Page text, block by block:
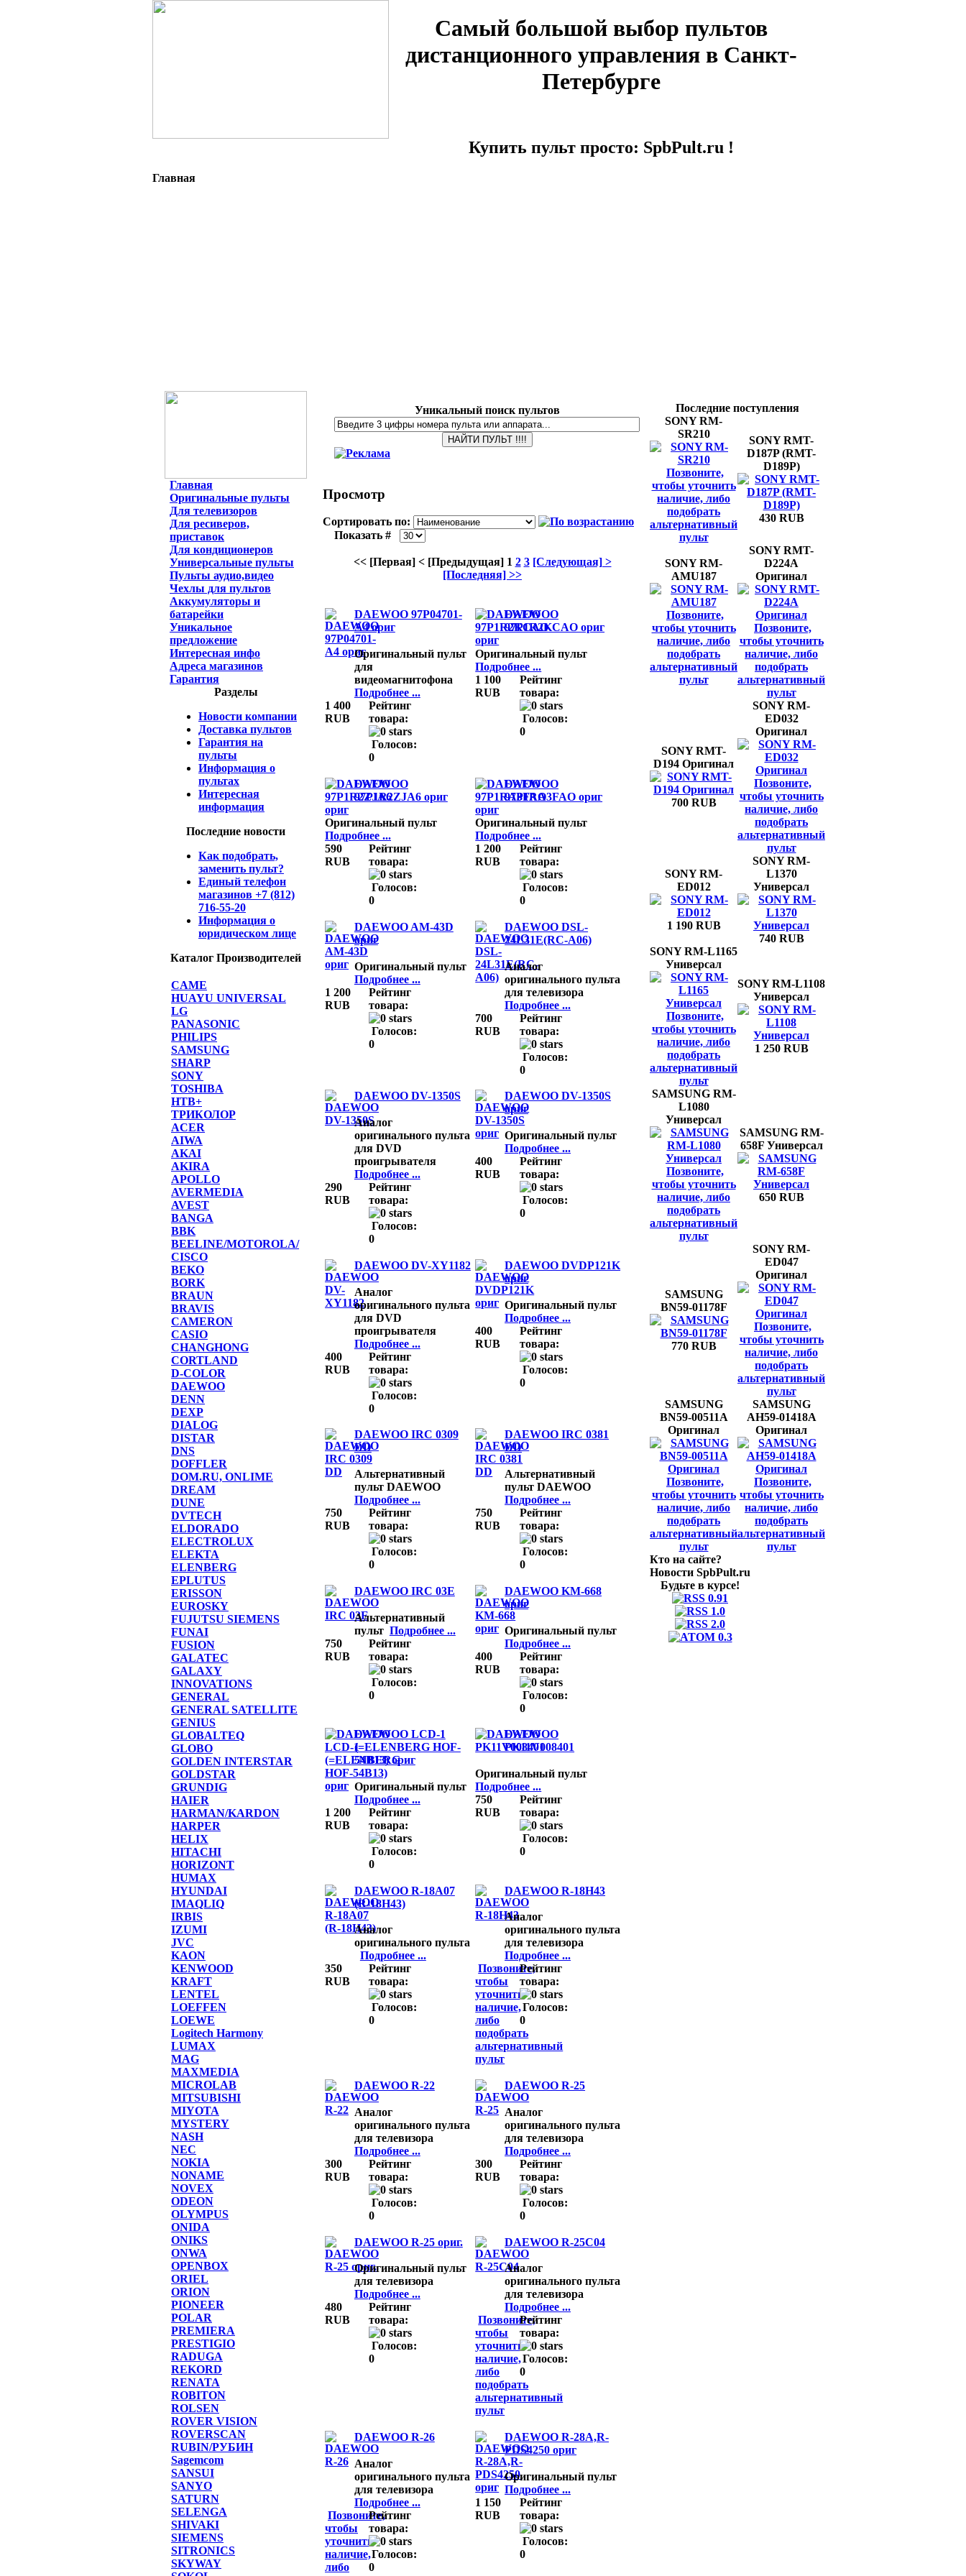
Самый большой выбор пультов
дистанционного управления в Санкт-
Петербурге
Купить пульт просто: SpbPult.ru !
Главная
Главная
Оригинальные пульты
Для телевизоров
Для ресиверов,
приставок
Для кондиционеров
Универсальные пульты
Пульты аудио,видео
Чехлы для пультов
Аккумуляторы и
батарейки
Уникальное
предложение
Интересная инфо
Адреса магазинов
Гарантия
Разделы
Новости компании
Доставка пультов
Гарантия на
пульты
Информация о
пультах
Интересная
информация
Последние новости
Как подобрать,
заменить пульт?
Единый телефон
магазинов +7 (812)
716-55-20
Информация о
юридическом лице
Каталог Производителей
CAME
HUAYU UNIVERSAL
LG
PANASONIC
PHILIPS
SAMSUNG
SHARP
SONY
TOSHIBA
НТВ+
ТРИКОЛОР
ACER
AIWA
AKAI
AKIRA
APOLLO
AVERMEDIA
AVEST
BANGA
BBK
BEELINE/MOTOROLA/
CISCO
BEKO
BORK
BRAUN
BRAVIS
CAMERON
CASIO
CHANGHONG
CORTLAND
D-COLOR
DAEWOO
DENN
DEXP
DIALOG
DISTAR
DNS
DOFFLER
DOM.RU, ONLIME
DREAM
DUNE
DVTECH
ELDORADO
ELECTROLUX
ELEKTA
ELENBERG
EPLUTUS
ERISSON
EUROSKY
FUJUTSU SIEMENS
FUNAI
FUSION
GALATEC
GALAXY
INNOVATIONS
GENERAL
GENERAL SATELLITE
GENIUS
GLOBALTEQ
GLOBO
GOLDEN INTERSTAR
GOLDSTAR
GRUNDIG
HAIER
HARMAN/KARDON
HARPER
HELIX
HITACHI
HORIZONT
HUMAX
HYUNDAI
IMAQLIQ
IRBIS
IZUMI
JVC
KAON
KENWOOD
KRAFT
LENTEL
LOEFFEN
LOEWE
Logitech Harmony
LUMAX
MAG
MAXMEDIA
MICROLAB
MITSUBISHI
MIYOTA
MYSTERY
NASH
NEC
NOKIA
NONAME
NOVEX
ODEON
OLYMPUS
ONIDA
ONIKS
ONWA
OPENBOX
ORIEL
ORION
PIONEER
POLAR
PREMIERA
PRESTIGIO
RADUGA
REKORD
RENATA
ROBITON
ROLSEN
ROVER VISION
ROVERSCAN
RUBIN/РУБИН
Sagemcom
SANSUI
SANYO
SATURN
SELENGA
SHIVAKI
SIEMENS
SITRONICS
SKYWAY
Уникальный поиск пультов
Просмотр
Сортировать по:
Показать #
<< [Первая] < [Предыдущая] 1 2 3 [Следующая] >
[Последняя] >>
DAEWOO 97P04701-
A4 ориг
Оригинальный пульт
для
видеомагнитофона
Подробнее ...
1 400
RUB
Рейтинг
товара:
Голосов:
0
DAEWOO
97P1R2KCAO ориг
Оригинальный пульт
Подробнее ...
1 100
RUB
Рейтинг
товара:
Голосов:
0
DAEWOO
97P1R2ZJA6 ориг
Оригинальный пульт
Подробнее ...
590
RUB
Рейтинг
товара:
Голосов:
0
DAEWOO
97P1RA3FAO ориг
Оригинальный пульт
Подробнее ...
1 200
RUB
Рейтинг
товара:
Голосов:
0
DAEWOO AM-43D
ориг
Оригинальный пульт
Подробнее ...
1 200
RUB
Рейтинг
товара:
Голосов:
0
DAEWOO DSL-
24L31E(RC-A06)
Аналог
оригинального пульта
для телевизора
Подробнее ...
700
RUB
Рейтинг
товара:
Голосов:
0
DAEWOO DV-1350S
Аналог
оригинального пульта
для DVD
проигрывателя
Подробнее ...
290
RUB
Рейтинг
товара:
Голосов:
0
DAEWOO DV-1350S
ориг
Оригинальный пульт
Подробнее ...
400
RUB
Рейтинг
товара:
Голосов:
0
DAEWOO DV-XY1182
Аналог
оригинального пульта
для DVD
проигрывателя
Подробнее ...
400
RUB
Рейтинг
товара:
Голосов:
0
DAEWOO DVDP121K
ориг
Оригинальный пульт
Подробнее ...
400
RUB
Рейтинг
товара:
Голосов:
0
DAEWOO IRC 0309
DD
Альтернативный
пульт DAEWOO
Подробнее ...
750
RUB
Рейтинг
товара:
Голосов:
0
DAEWOO IRC 0381
DD
Альтернативный
пульт DAEWOO
Подробнее ...
750
RUB
Рейтинг
товара:
Голосов:
0
DAEWOO IRC 03E
Альтернативный
пульт Подробнее ...
750
RUB
Рейтинг
товара:
Голосов:
0
DAEWOO KM-668
ориг
Оригинальный пульт
Подробнее ...
400
RUB
Рейтинг
товара:
Голосов:
0
DAEWOO LCD-1
(=ELENBERG HOF-
54B13) ориг
Оригинальный пульт
Подробнее ...
1 200
RUB
Рейтинг
товара:
Голосов:
0
DAEWOO
PK11V008401
Оригинальный пульт
Подробнее ...
750
RUB
Рейтинг
товара:
Голосов:
0
DAEWOO R-18A07
(R-18H43)
Аналог
оригинального пульта
Подробнее ...
350
RUB
Рейтинг
товара:
Голосов:
0
DAEWOO R-18H43
Аналог
оригинального пульта
для телевизора
Подробнее ...
Позвоните,
чтобы
уточнить
наличие,
либо
подобрать
альтернативный
пульт
Рейтинг
товара:
Голосов:
0
DAEWOO R-22
Аналог
оригинального пульта
для телевизора
Подробнее ...
300
RUB
Рейтинг
товара:
Голосов:
0
DAEWOO R-25
Аналог
оригинального пульта
для телевизора
Подробнее ...
300
RUB
Рейтинг
товара:
Голосов:
0
DAEWOO R-25 ориг.
Оригинальный пульт
для телевизора
Подробнее ...
480
RUB
Рейтинг
товара:
Голосов:
0
DAEWOO R-25C04
Аналог
оригинального пульта
для телевизора
Подробнее ...
Позвоните,
чтобы
уточнить
наличие,
либо
подобрать
альтернативный
пульт
Рейтинг
товара:
Голосов:
0
DAEWOO R-26
Аналог
оригинального пульта
для телевизора
Подробнее ...
Позвоните,
чтобы
уточнить
наличие,
либо
Рейтинг
товара:
Голосов:
0
DAEWOO R-28A,R-
PDS4250 ориг
Оригинальный пульт
Подробнее ...
1 150
RUB
Рейтинг
товара:
Голосов:
0
Последние поступления
SONY RM-
SR210
Позвоните,
чтобы уточнить
наличие, либо
подобрать
альтернативный
пульт
SONY RMT-
D187P (RMT-
D189P)
430 RUB
SONY RM-
AMU187
Позвоните,
чтобы уточнить
наличие, либо
подобрать
альтернативный
пульт
SONY RMT-
D224A
Оригинал
Позвоните,
чтобы уточнить
наличие, либо
подобрать
альтернативный
пульт
SONY RMT-
D194 Оригинал
700 RUB
SONY RM-
ED032
Оригинал
Позвоните,
чтобы уточнить
наличие, либо
подобрать
альтернативный
пульт
SONY RM-
ED012
1 190 RUB
SONY RM-
L1370
Универсал
740 RUB
SONY RM-L1165
Универсал
Позвоните,
чтобы уточнить
наличие, либо
подобрать
альтернативный
пульт
SONY RM-L1108
Универсал
1 250 RUB
SAMSUNG RM-
L1080
Универсал
Позвоните,
чтобы уточнить
наличие, либо
подобрать
альтернативный
пульт
SAMSUNG RM-
658F Универсал
650 RUB
SAMSUNG
BN59-01178F
770 RUB
SONY RM-
ED047
Оригинал
Позвоните,
чтобы уточнить
наличие, либо
подобрать
альтернативный
пульт
SAMSUNG
BN59-00511A
Оригинал
Позвоните,
чтобы уточнить
наличие, либо
подобрать
альтернативный
пульт
SAMSUNG
AH59-01418A
Оригинал
Позвоните,
чтобы уточнить
наличие, либо
подобрать
альтернативный
пульт
Кто на сайте?
Новости SpbPult.ru
Будьте в курсе!